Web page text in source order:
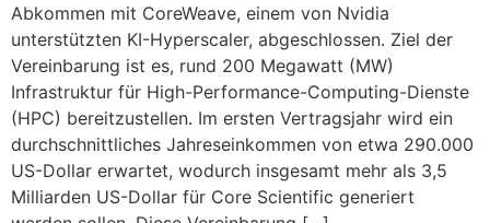
Abkommen mit CoreWeave, einem von Nvidia
unterstützten KI-Hyperscaler, abgeschlossen. Ziel der
Vereinbarung ist es, rund 200 Megawatt (MW)
Infrastruktur für High-Performance-Computing-Dienste
(HPC) bereitzustellen. Im ersten Vertragsjahr wird ein
durchschnittliches Jahreseinkommen von etwa 290.000
US-Dollar erwartet, wodurch insgesamt mehr als 3,5
Milliarden US-Dollar für Core Scientific generiert